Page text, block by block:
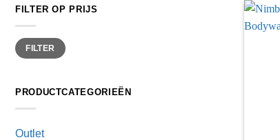
FILTER OP PRIJS
Min.
prijs
Max.
prijsFILTER
PRODUCTCATEGORIEËN
Outlet